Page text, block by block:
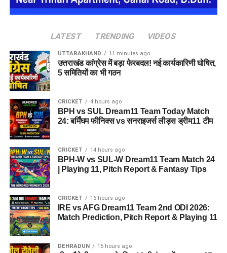
उन्होंने आगे लिखा कि वे देश के युवाओं की भावनाओं, आकांक्षाओं और उनकी
उचित अपेक्षाओं का सम्मान करते हैं। उनके अनुसार, भारत के युवाओं के
नैतिक जिम्मेदारी है।
कॉकरोच जनता पार्टी ने इसे बताया
लोकतंत्र की जीत
धर्मेंद्र प्रधान ने अपने कार्यकाल के दौरान प्रधानमंत्री के नेतृत्व में देश की
सेवा करने का अवसर मिलने पर आभार भी व्यक्त किया। उन्होंने कहा कि
इस जिम्मेदारी को निभाना उनके लिए सम्मान की बात रही।
LATEST TRENDING VIDEOS
UTTARAKHAND 11 minutes ago
उत्तराखंड कांग्रेस में बड़ा फेरबदल! नई कार्यकारिणी घोषित,
5 समितियों का भी गठन
CRICKET 4 hours ago
BPH vs SUL Dream11 Team Today Match
24: बर्मिंघम फीनिक्स vs सनराइजर्स लीड्स ड्रीम11 टीम
CRICKET 14 hours ago
BPH-W vs SUL-W Dream11 Team Match 24
| Playing 11, Pitch Report & Fantasy Tips
CRICKET 16 hours ago
IRE vs AFG Dream11 Team 2nd ODI 2026:
Match Prediction, Pitch Report & Playing 11
DEHRADUN 16 hours ago